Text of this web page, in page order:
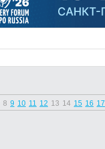
8 9 10 11 12 13 14 15 16 17